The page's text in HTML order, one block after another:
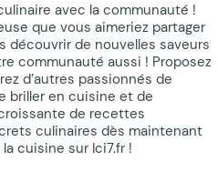
avec la communauté !
que vous aimeriez partager
découvrir de nouvelles saveurs
communauté aussi ! Proposez
d’autres passionnés de
briller en cuisine et de
de recettes
culinaires dès maintenant
cuisine sur Ici7.fr !